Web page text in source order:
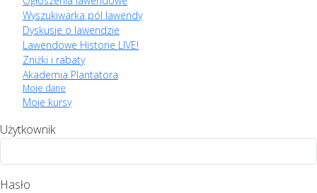
Wyszukiwarka pól lawendy
Dyskusje o lawendzie
Lawendowe Historie LIVE!
Zniżki i rabaty
Akademia Plantatora
Moje dane
Moje kursy
Użytkownik
Hasło